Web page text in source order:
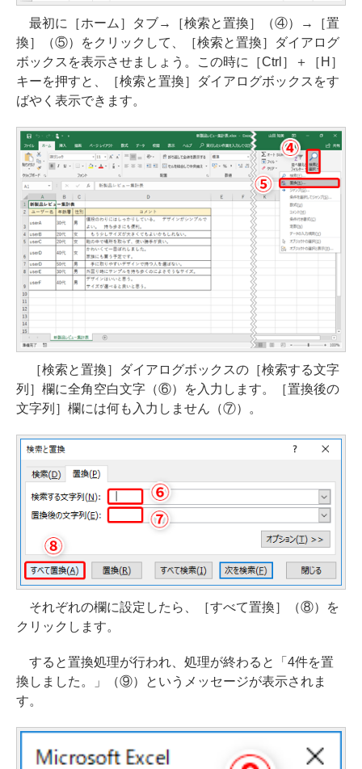
最初に［ホーム］タブ→［検索と置換］（④）→［置
換］（⑤）をクリックして、［検索と置換］ダイアログ
ボックスを表示させましょう。この時に［Ctrl］＋［H］
キーを押すと、［検索と置換］ダイアログボックスをす
ばやく表示できます。
［検索と置換］ダイアログボックスの［検索する文字
列］欄に全角空白文字（⑥）を入力します。［置換後の
文字列］欄には何も入力しません（⑦）。
それぞれの欄に設定したら、［すべて置換］（⑧）を
クリックします。
すると置換処理が行われ、処理が終わると「4件を置
換しました。」（⑨）というメッセージが表示されま
す。